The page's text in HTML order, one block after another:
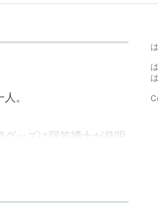
。
グッズは阿笠博士が発明